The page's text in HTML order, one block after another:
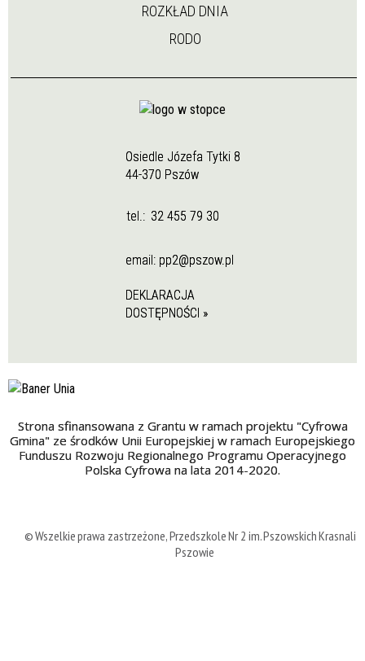
ROZKŁAD DNIA
RODO
Osiedle Józefa Tytki 8
44-370 Pszów
tel.: 32 455 79 30
email: pp2@pszow.pl
DEKLARACJA
DOSTĘPNOŚCI »
Strona sfinansowana z Grantu w ramach projektu "Cyfrowa
Gmina" ze środków Unii Europejskiej w ramach Europejskiego
Funduszu Rozwoju Regionalnego Programu Operacyjnego
Polska Cyfrowa na lata 2014-2020.
© Wszelkie prawa zastrzeżone, Przedszkole Nr 2 im. Pszowskich Krasnali w
Pszowie